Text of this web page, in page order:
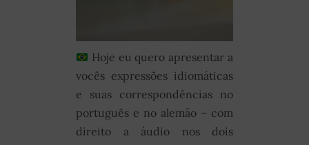
Hoje eu quero apresentar a
vocês expressões idiomáticas
e suas correspondências no
português e no alemão – com
direito a áudio nos dois